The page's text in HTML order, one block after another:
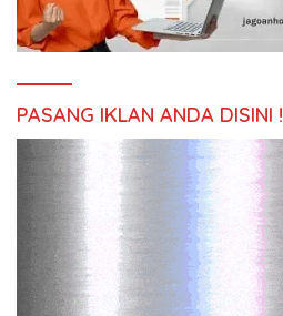
PASANG IKLAN ANDA DISINI !